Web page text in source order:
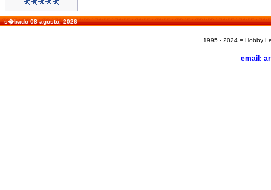
s�bado 08 agosto, 2026
1995 - 2024 = Hobby
email: